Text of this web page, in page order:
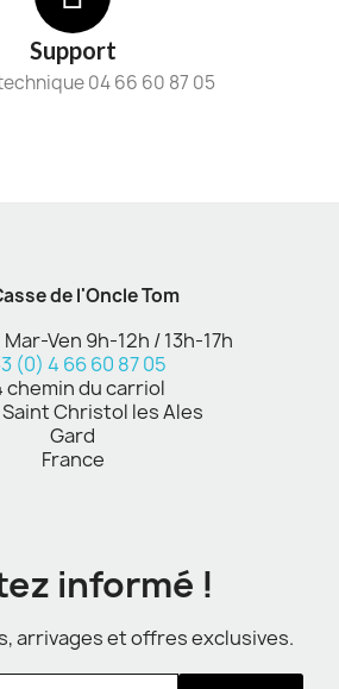
Support
04 66 60 87 05
de l'Oncle Tom
Ven 9h-12h / 13h-17h
(0) 4 66 60 87 05
chemin du carriol
Christol les Ales
Gard
France
informé !
arrivages et offres exclusives.